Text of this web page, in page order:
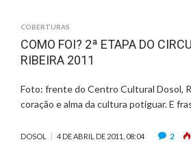
COBERTURAS
COMO FOI? 2ª ETAPA DO
RIBEIRA 2011
Foto: frente do Centro Cultural Dosol,
coração e alma da cultura potiguar. E
DOSOL 4 DE ABRIL DE 2011, 08:04 2